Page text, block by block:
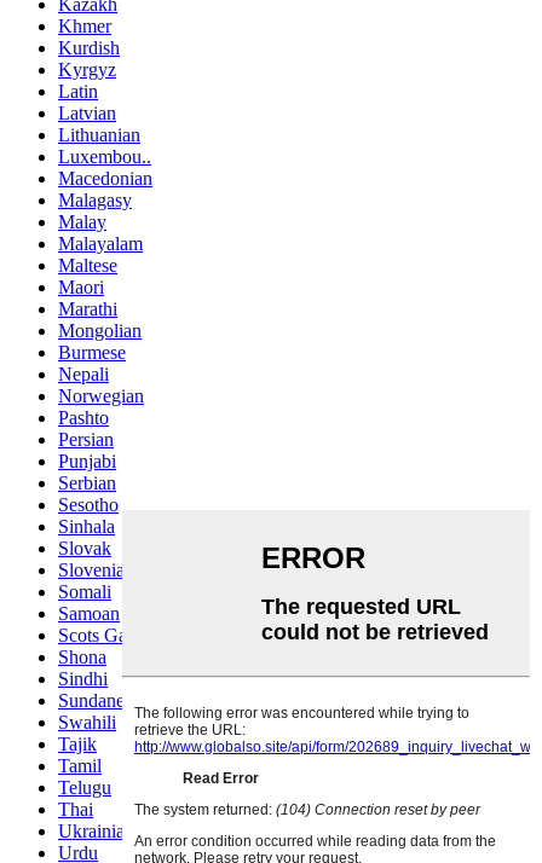
Khmer
Kurdish
Kyrgyz
Latin
Latvian
Lithuanian
Luxembou..
Macedonian
Malagasy
Malay
Malayalam
Maltese
Maori
Marathi
Mongolian
Burmese
Nepali
Norwegian
Pashto
Persian
Punjabi
Serbian
Sesotho
Sinhala
Slovak
Slovenian
Somali
Samoan
Scots Gaelic
Shona
Sindhi
Sundanese
Swahili
Tajik
Tamil
Telugu
Thai
Ukrainian
Urdu